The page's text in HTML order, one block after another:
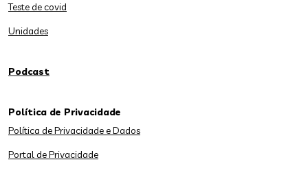
Teste de covid
Unidades
Podcast
Política de Privacidade
Política de Privacidade e Dados
Portal de Privacidade